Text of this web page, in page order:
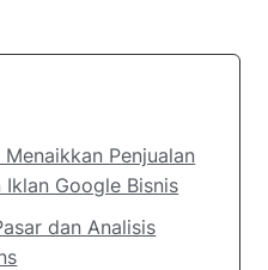
Penjualan
Google Bisnis
dan Analisis